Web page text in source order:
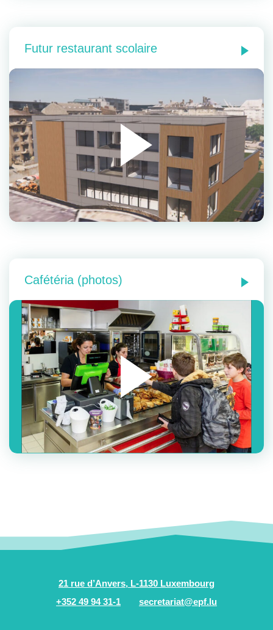
Futur restaurant scolaire
Cafétéria (photos)
21 rue d’Anvers, L-1130 Luxembourg
+352 49 94 31-1
secretariat@epf.lu